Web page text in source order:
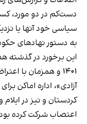
دست‌کم در دو مورد،
سیاسی خود آنها یا
به دستور نهادهای
این برخورد در گذشته
۱۴۰۱ و همزمان با
آزادی»، اداره اماکن
کردستان و نیز در
اعتصاب شرکت کرده